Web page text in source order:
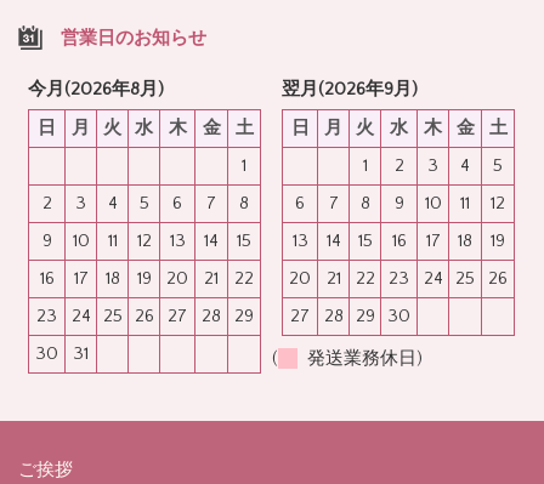
営業日のお知らせ
今月(2026年8月)
日
月 火 水 木 金
土
1
2
3 4 5 6 7
8
9
10 11 12 13 14
15
16
17 18 19 20 21
22
23
24 25 26 27 28
29
30
31
翌月(2026年9月)
日
月 火 水 木 金
土
1
2 3 4
5
6
7 8 9 10 11
12
13
14 15 16 17 18
19
20
21 22 23 24 25
26
27
28 29 30
( 発送業務休日)
ご挨拶